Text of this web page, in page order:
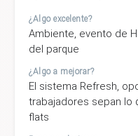
¿Algo excelente?
Ambiente, evento de
del parque
¿Algo a mejorar?
El sistema Refresh,
trabajadores sepan lo
flats